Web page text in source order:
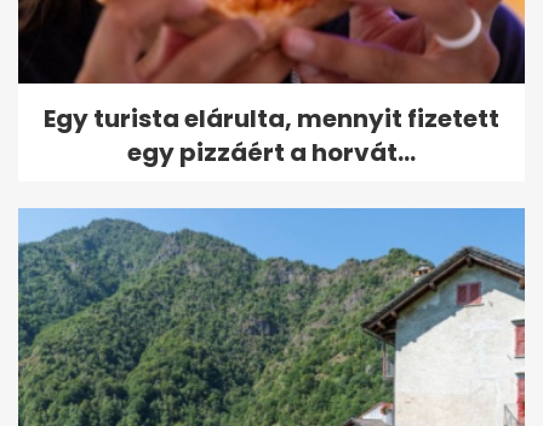
Egy turista elárulta, mennyit fizetett
egy pizzáért a horvát...